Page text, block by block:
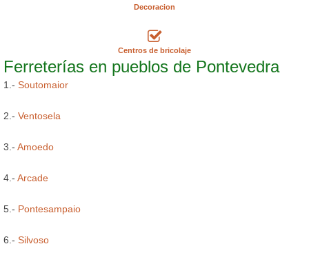
Decoracion
Centros de bricolaje
Ferreterías en pueblos de Pontevedra
1.- Soutomaior
2.- Ventosela
3.- Amoedo
4.- Arcade
5.- Pontesampaio
6.- Silvoso